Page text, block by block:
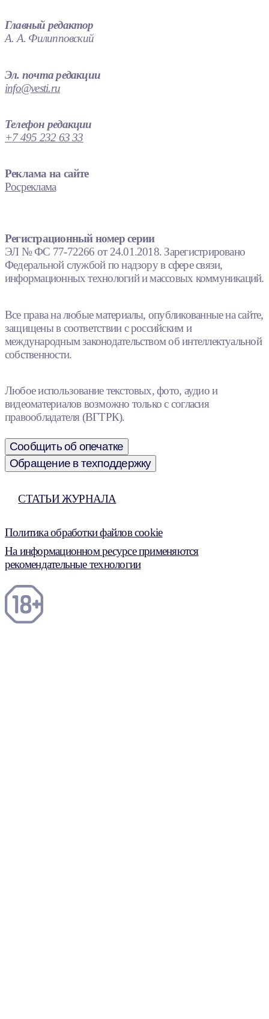
Главный редактор
А. А. Филипповский
Эл. почта редакции
info@vesti.ru
Телефон редакции
+7 495 232 63 33
Реклама на сайте
Росреклама
Регистрационный номер серии
ЭЛ № ФС 77-72266 от 24.01.2018. Зарегистрировано
Федеральной службой по надзору в сфере связи,
информационных технологий и массовых коммуникаций.
Все права на любые материалы, опубликованные на сайте,
защищены в соответствии с российским и
международным законодательством об интеллектуальной
собственности.
Любое использование текстовых, фото, аудио и
видеоматериалов возможно только с согласия
правообладателя (ВГТРК).
Сообщить об опечатке
Обращение в техподдержку
СТАТЬИ ЖУРНАЛА
Политика обработки файлов cookie
На информационном ресурсе применяются
рекомендательные технологии